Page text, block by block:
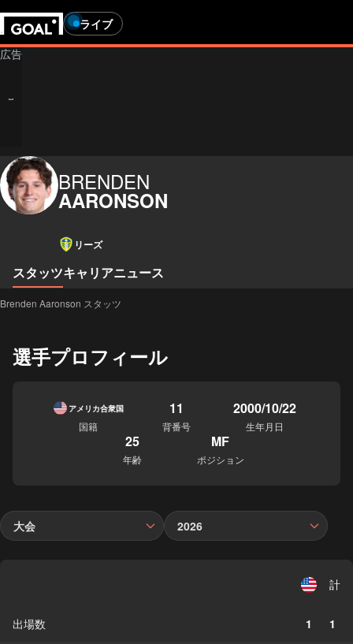
ライブ
BRENDEN
AARONSON
リーズ
スタッツキャリアニュース
Brenden Aaronson スタッツ
選手プロフィール
アメリカ合衆国
国籍
11
背番号
2000/10/22
生年月日
25
年齢
MF
ポジション
大会 2026
計
出場数 1 1